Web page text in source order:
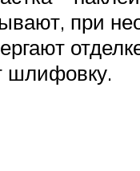
при
шлифовку.